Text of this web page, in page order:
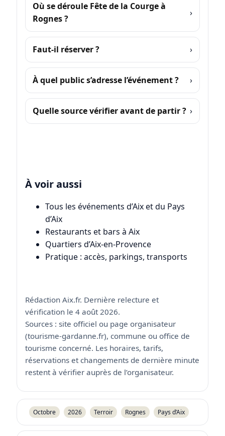
Où se déroule Fête de la Courge à
Rognes ?
Faut-il réserver ?
À quel public s’adresse l’événement ?
Quelle source vérifier avant de partir ?
À voir aussi
Tous les événements d’Aix et du Pays
d’Aix
Restaurants et bars à Aix
Quartiers d’Aix-en-Provence
Pratique : accès, parkings, transports
Rédaction Aix.fr. Dernière relecture et
vérification le 4 août 2026.
Sources : site officiel ou page organisateur
(tourisme-gardanne.fr), commune ou office de
tourisme concerné. Les horaires, tarifs,
réservations et changements de dernière minute
restent à vérifier auprès de l’organisateur.
Octobre 2026 Terroir Rognes Pays d’Aix